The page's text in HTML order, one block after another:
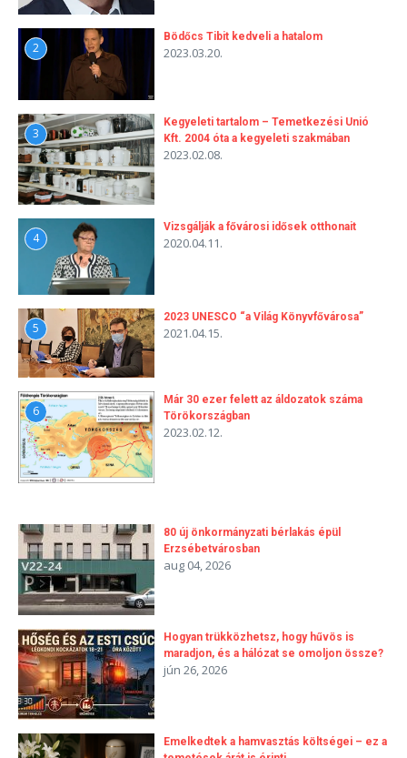
2
Bödőcs Tibit kedveli a hatalom
2023.03.20.
3
Kegyeleti tartalom – Temetkezési Unió
Kft. 2004 óta a kegyeleti szakmában
2023.02.08.
4
Vizsgálják a fővárosi idősek otthonait
2020.04.11.
5
2023 UNESCO “a Világ Könyvfővárosa”
2021.04.15.
6
Már 30 ezer felett az áldozatok száma
Törökországban
2023.02.12.
80 új önkormányzati bérlakás épül
Erzsébetvárosban
aug 04, 2026
Hogyan trükközhetsz, hogy hűvös is
maradjon, és a hálózat se omoljon össze?
jún 26, 2026
Emelkedtek a hamvasztás költségei – ez a